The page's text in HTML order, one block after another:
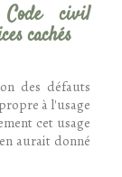
civil
cachés
des défauts
à l'usage
cet usage
aurait donné